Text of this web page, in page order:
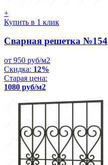
+
Купить в 1 клик
Сварная решетка №154
от 950 руб/м2
Скидка: 12%
Старая цена:
1080 руб/м2